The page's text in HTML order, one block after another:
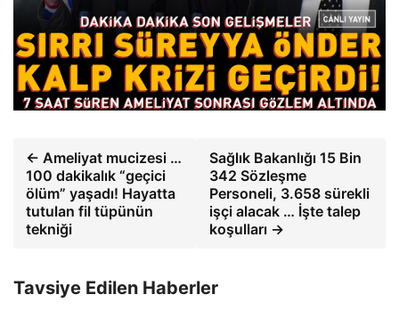
← Ameliyat mucizesi …
100 dakikalık “geçici
ölüm” yaşadı! Hayatta
tutulan fil tüpünün
tekniği
Sağlık Bakanlığı 15 Bin
342 Sözleşme
Personeli, 3.658 sürekli
işçi alacak … İşte talep
koşulları →
Tavsiye Edilen Haberler